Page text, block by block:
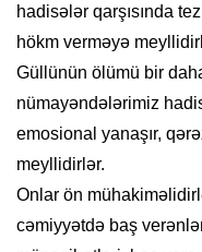
hadisələr qarşısında
hökm verməyə
Güllünün ölümü bir
nümayəndələrimiz
emosional yanaşır,
meyllidirlər.
Onlar ön
cəmiyyətdə baş